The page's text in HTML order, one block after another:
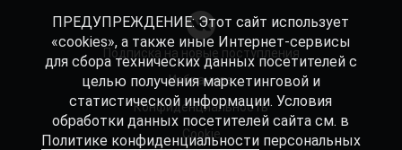
Подписка на новые поступления
Избранное
Конфиденциальность
Cookie
ПРЕДУПРЕЖДЕНИЕ: Этот сайт использует
«cookies», а также иные Интернет-сервисы
для сбора технических данных посетителей с
целью получения маркетинговой и
статистической информации. Условия
обработки данных посетителей сайта см. в
Политике конфиденциальностиперсональных